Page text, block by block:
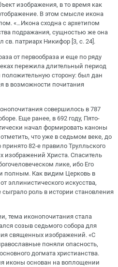
изображения, в то время как
В этом смысле икона
«…Икона сходна с архетипом
подражания, сущностью же она
св. патриарх Никифор [3, с. 24].
от первообраза и еще по ряду
пережила длительный период
положительную сторону: был дан
в возможности почитания
совершилось в 787
Еще ранее, в 692 году, Пято-
начал формировать каноны
что уже в седьмом веке, до
82-е правило Трулльского
изображений Христа. Спаситель
лике, ибо Его
полным. Как видим Церковь в
эллинистического искусства,
роль в истории становления
тема иконопочитания стала
созыв седьмого собора для
священных изображений. «С
поняли опасность,
догмата христианства.
иконы основан на воплощении